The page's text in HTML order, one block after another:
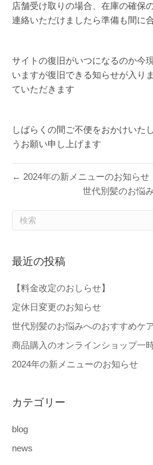
店舗受け取りの場合、在庫の確保
連絡いただけましたら準備も間に
サイトの復旧がいつになるのか今
いますが復旧できる知らせが入り
ていただきます
しばらくの間ご不便をおかけいた
うお願い申し上げます
← 2024年の新メニューのお知らせ
世代別髪のお悩
最近の投稿
【料金改定のおしらせ】
定休日変更のお知らせ
世代別髪のお悩みへのおすすめケ
商品購入のオンラインショップ一
2024年の新メニューのお知らせ
カテゴリー
blog
news